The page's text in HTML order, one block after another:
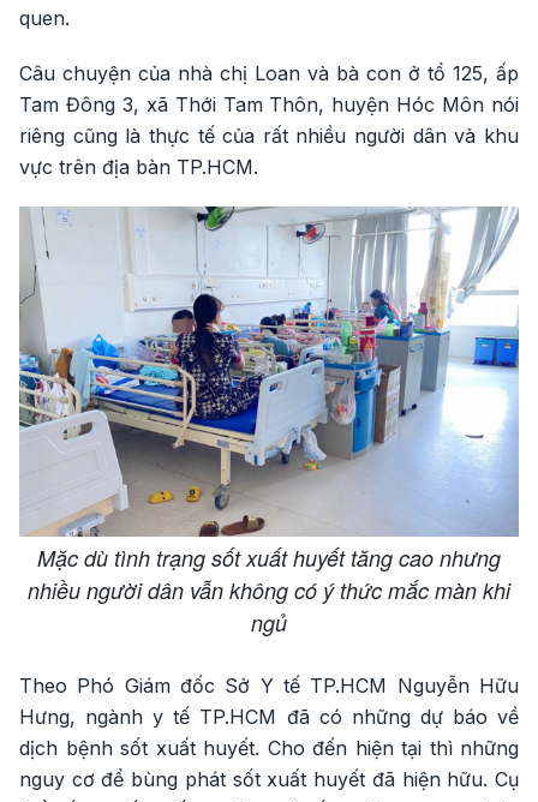
quen.
Câu chuyện của nhà chị Loan và bà con ở tổ 125, ấp
Tam Đông 3, xã Thới Tam Thôn, huyện Hóc Môn nói
riêng cũng là thực tế của rất nhiều người dân và khu
vực trên địa bàn TP.HCM.
Mặc dù tình trạng sốt xuất huyết tăng cao nhưng
nhiều người dân vẫn không có ý thức mắc màn khi
ngủ
Theo Phó Giám đốc Sở Y tế TP.HCM Nguyễn Hữu
Hưng, ngành y tế TP.HCM đã có những dự báo về
dịch bệnh sốt xuất huyết. Cho đến hiện tại thì những
nguy cơ để bùng phát sốt xuất huyết đã hiện hữu. Cụ